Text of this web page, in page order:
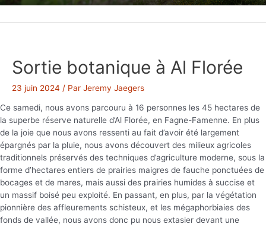
Sortie botanique à Al Florée
23 juin 2024 / Par Jeremy Jaegers
Ce samedi, nous avons parcouru à 16 personnes les 45 hectares de
la superbe réserve naturelle d’Al Florée, en Fagne-Famenne. En plus
de la joie que nous avons ressenti au fait d’avoir été largement
épargnés par la pluie, nous avons découvert des milieux agricoles
traditionnels préservés des techniques d’agriculture moderne, sous la
forme d’hectares entiers de prairies maigres de fauche ponctuées de
bocages et de mares, mais aussi des prairies humides à succise et
un massif boisé peu exploité. En passant, en plus, par la végétation
pionnière des affleurements schisteux, et les mégaphorbiaies des
fonds de vallée, nous avons donc pu nous extasier devant une